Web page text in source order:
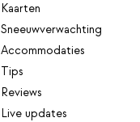
Kaarten
Sneeuwverwachting
Accommodaties
Tips
Reviews
Live updates